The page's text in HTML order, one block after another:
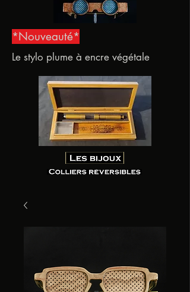
*Nouveauté*
Le stylo plume à encre végétale